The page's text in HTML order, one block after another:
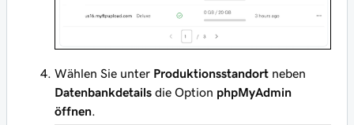
Wählen Sie unter Produktionsstandort neben
Datenbankdetails die Option phpMyAdmin
öffnen.